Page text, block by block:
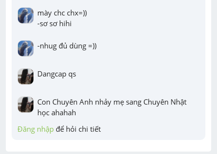
mày chc chx=))
-sơ sơ hihi
-nhug đủ dùng =))
Dangcap qs
Con Chuyên Anh nhảy mẹ sang Chuyên Nhật
học ahahah
Đăng nhập để hỏi chi tiết